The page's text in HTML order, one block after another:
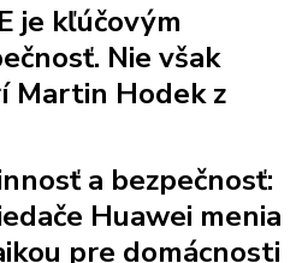
je kľúčovým
Nie však
Martin Hodek z
a bezpečnosť:
Huawei menia
pre domácnosti